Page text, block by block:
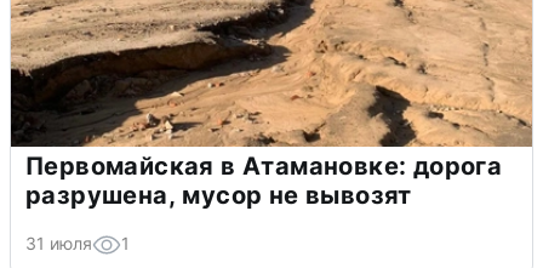
Первомайская в Атамановке: дорога
разрушена, мусор не вывозят
31 июля 1